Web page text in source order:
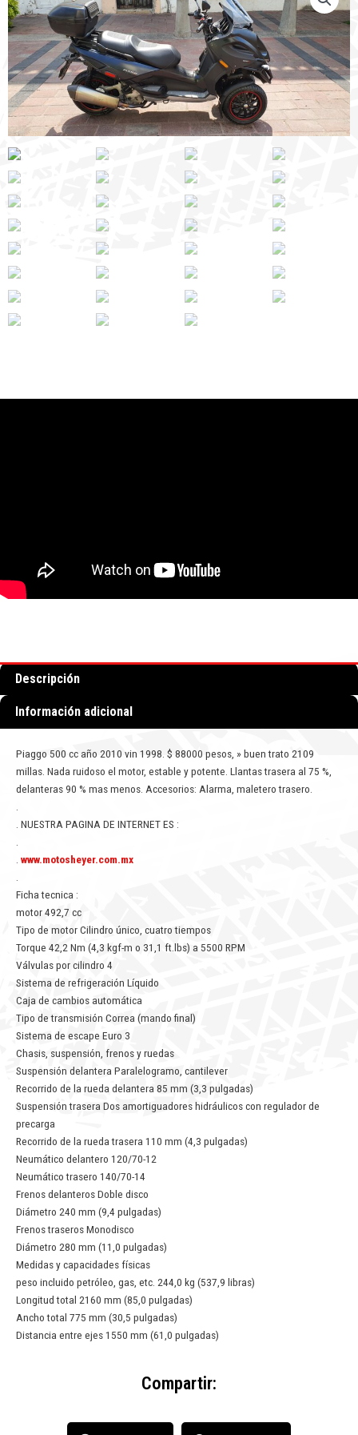
Descripción
Información adicional
Piaggo 500 cc año 2010 vin 1998. $ 88000 pesos, » buen trato 2109
millas. Nada ruidoso el motor, estable y potente. Llantas trasera al 75 %,
delanteras 90 % mas menos. Accesorios: Alarma, maletero trasero.
. NUESTRA PAGINA DE INTERNET ES :
www.motosheyer.com.mx
Ficha tecnica :
motor 492,7 cc
Tipo de motor Cilindro único, cuatro tiempos
Torque 42,2 Nm (4,3 kgf-m o 31,1 ft.lbs) a 5500 RPM
Válvulas por cilindro 4
Sistema de refrigeración Líquido
Caja de cambios automática
Tipo de transmisión Correa (mando final)
Sistema de escape Euro 3
Chasis, suspensión, frenos y ruedas
Suspensión delantera Paralelogramo, cantilever
Recorrido de la rueda delantera 85 mm (3,3 pulgadas)
Suspensión trasera Dos amortiguadores hidráulicos con regulador de
precarga
Recorrido de la rueda trasera 110 mm (4,3 pulgadas)
Neumático delantero 120/70-12
Neumático trasero 140/70-14
Frenos delanteros Doble disco
Diámetro 240 mm (9,4 pulgadas)
Frenos traseros Monodisco
Diámetro 280 mm (11,0 pulgadas)
Medidas y capacidades físicas
peso incluido petróleo, gas, etc. 244,0 kg (537,9 libras)
Longitud total 2160 mm (85,0 pulgadas)
Ancho total 775 mm (30,5 pulgadas)
Distancia entre ejes 1550 mm (61,0 pulgadas)
Compartir: